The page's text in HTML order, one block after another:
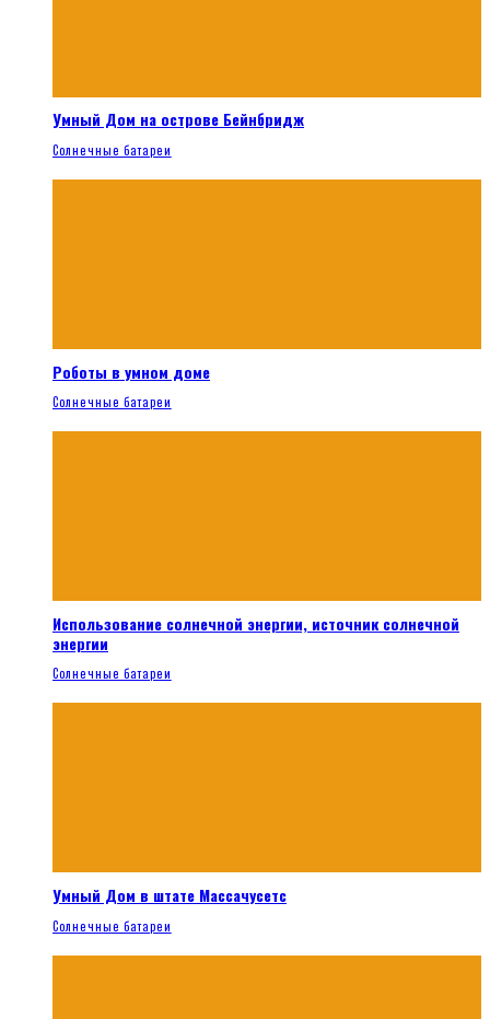
Умный Дом на острове Бейнбридж
Солнечные батареи
Роботы в умном доме
Солнечные батареи
Использование солнечной энергии, источник солнечной
энергии
Солнечные батареи
Умный Дом в штате Массачусетс
Солнечные батареи